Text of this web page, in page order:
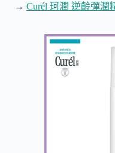
→ Curél 珂潤 逆齡彈潤